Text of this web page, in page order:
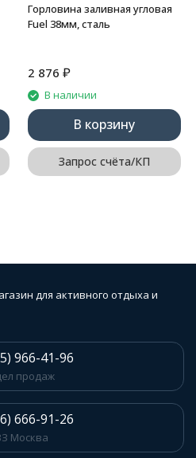
Горловина заливная угловая
Fuel 38мм, сталь
2 876 ₽
В наличии
В корзину
Запрос счёта/КП
для активного отдыха и
966-41-96
продаж
666-91-26
Москва